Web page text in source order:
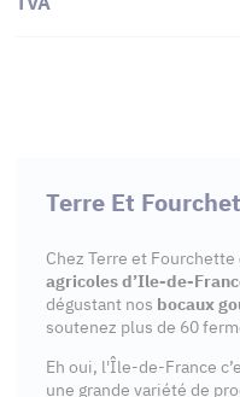
Terre Et
Chez Terre et Fourchette
agricoles d’Ile-de-
dégustant nos bocaux
soutenez plus de 60
Eh oui, l'Île-de-France
une grande variété de